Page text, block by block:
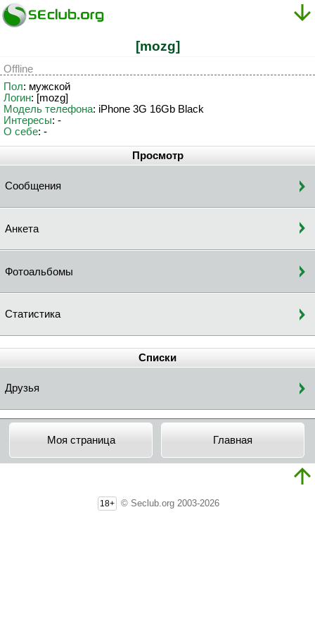
[mozg]
Offline
Пол: мужской
Логин: [mozg]
Модель телефона: iPhone 3G 16Gb Black
Интересы: -
О себе: -
Просмотр
Сообщения
Анкета
Фотоальбомы
Статистика
Списки
Друзья
Моя страница Главная
18+ © Seclub.org 2003-2026